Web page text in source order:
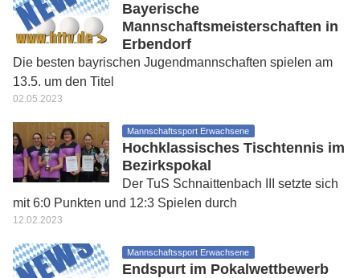
Bayerische
Mannschaftsmeisterschaften in
Erbendorf
Die besten bayrischen Jugendmannschaften spielen am
13.5. um den Titel
02.05.2023
Mannschaftssport Erwachsene
Hochklassisches Tischtennis im
Bezirkspokal
Der TuS Schnaittenbach III setzte sich
mit 6:0 Punkten und 12:3 Spielen durch
12.02.2023
Mannschaftssport Erwachsene
Endspurt im Pokalwettbewerb